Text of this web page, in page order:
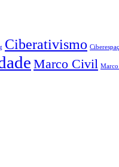
Ciberativismo
Marco Civil Marco